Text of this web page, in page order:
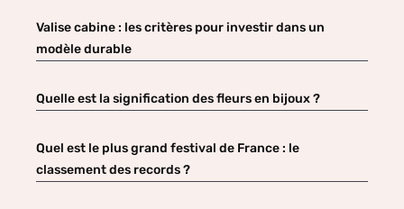
Valise cabine : les critères pour investir dans un
modèle durable
Quelle est la signification des fleurs en bijoux ?
Quel est le plus grand festival de France : le
classement des records ?